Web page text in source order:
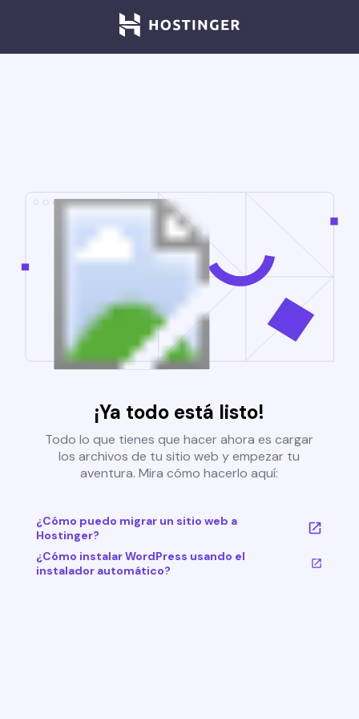
¡Ya todo está listo!
Todo lo que tienes que hacer ahora es cargar
los archivos de tu sitio web y empezar tu
aventura. Mira cómo hacerlo aquí:
¿Cómo puedo migrar un sitio web a
Hostinger?
¿Cómo instalar WordPress usando el
instalador automático?